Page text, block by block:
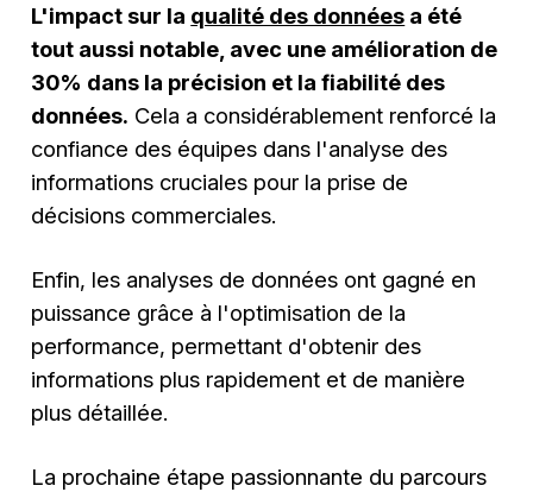
L'impact sur la qualité des données a été
tout aussi notable, avec une amélioration de
30% dans la précision et la fiabilité des
données. Cela a considérablement renforcé la
confiance des équipes dans l'analyse des
informations cruciales pour la prise de
décisions commerciales.
Enfin, les analyses de données ont gagné en
puissance grâce à l'optimisation de la
performance, permettant d'obtenir des
informations plus rapidement et de manière
plus détaillée.
La prochaine étape passionnante du parcours